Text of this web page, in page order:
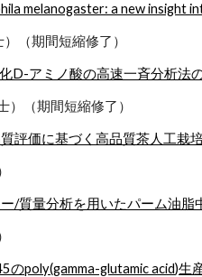
melanogaster: a new insight
（期間短縮修了）
D-アミノ酸の高速一斉分析法
（期間短縮修了）
評価に基づく高品質茶人工栽
/質量分析を用いたパーム油
のpoly(gamma-glutamic acid)生